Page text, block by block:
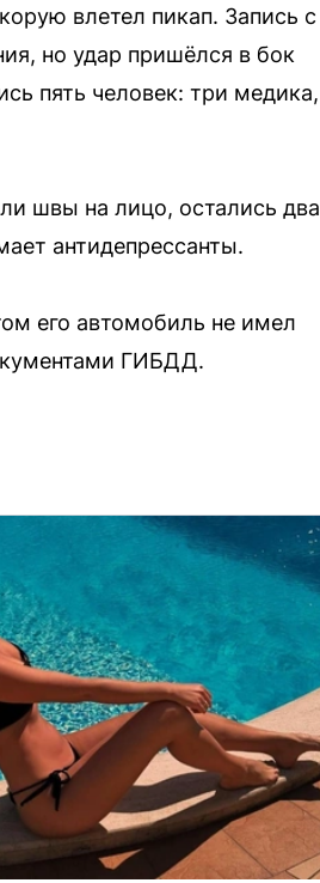
влетел пикап. Запись с
но удар пришёлся в бок
пять человек: три медика,
швы на лицо, остались два
антидепрессанты.
его автомобиль не имел
ГИБДД.